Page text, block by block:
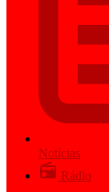
Notícias
Rádio